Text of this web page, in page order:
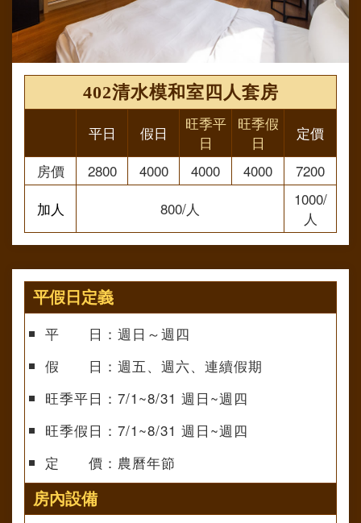
402清水模和室四人套房
平日
假日
旺季平
日
旺季假
日
定價
房價
2800 4000 4000 4000
7200
加人
800/人
1000/
人
平假日定義
平 日：週日～週四
假 日：週五、週六、連續假期
旺季平日：7/1~8/31 週日~週四
旺季假日：7/1~8/31 週日~週四
定 價：農曆年節
房內設備